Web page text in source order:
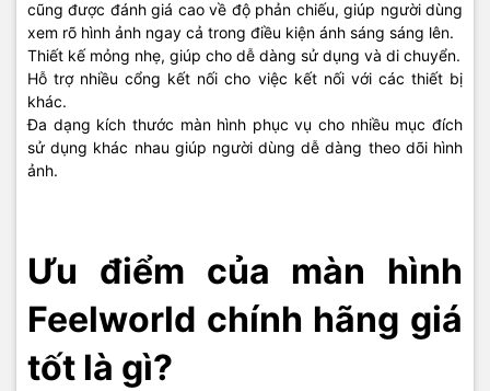
cũng được đánh giá cao về độ phản chiếu, giúp người dùng
xem rõ hình ảnh ngay cả trong điều kiện ánh sáng sáng lên.
Thiết kế mỏng nhẹ, giúp cho dễ dàng sử dụng và di chuyển.
Hỗ trợ nhiều cổng kết nối cho việc kết nối với các thiết bị
khác.
Đa dạng kích thước màn hình phục vụ cho nhiều mục đích
sử dụng khác nhau giúp người dùng dễ dàng theo dõi hình
ảnh.
Ưu điểm của màn hình
Feelworld chính hãng giá
tốt là gì?